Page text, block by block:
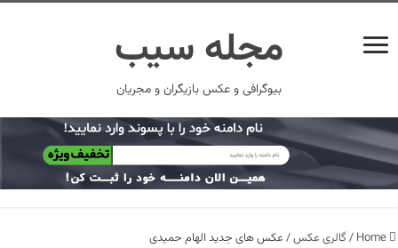
مجله سیب
بیوگرافی و عکس بازیگران و مجریان
Home
/گالری عکس/ عکس های جدید الهام حمیدی